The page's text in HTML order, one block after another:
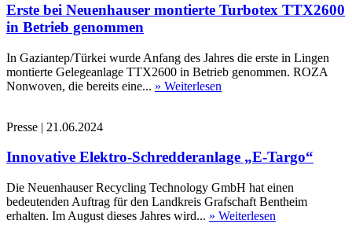
Erste bei Neuenhauser montierte Turbotex TTX2600
in Betrieb genommen
In Gaziantep/Türkei wurde Anfang des Jahres die erste in Lingen
montierte Gelegeanlage TTX2600 in Betrieb genommen. ROZA
Nonwoven, die bereits eine... » Weiterlesen
Presse | 21.06.2024
Innovative Elektro-Schredderanlage „E-Targo“
Die Neuenhauser Recycling Technology GmbH hat einen
bedeutenden Auftrag für den Landkreis Grafschaft Bentheim
erhalten. Im August dieses Jahres wird... » Weiterlesen